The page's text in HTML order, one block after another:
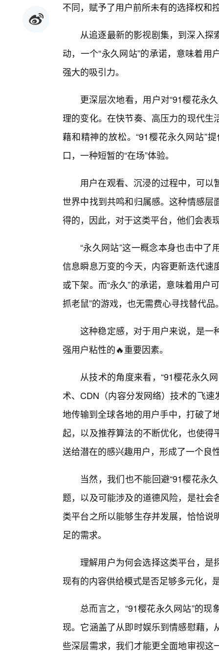
不同，赋予了用户前所未有的选择权和
从追逐最新的影视剧集，到深入
动，一个“永久网站”的承诺，意味着
强大的吸引力。
更深层次地看，用户对“91樱花永
理的变化。在快节奏、高压力的现代
藉和精神的放松。“91樱花永久网站”
口，一种短暂的“在场”体验。
用户在观看、沉浸的过程中，可
世界中找到共鸣和归属感。这种情感
得的，因此，对于这类平台，他们会表
“永久网站”这一概念本身也击中
信息瞬息万变的今天，内容更新迭代
或下架。而“永久”的承诺，意味着用户
抓老鼠”的游戏，也无需费心寻找替代品
这种稳定感，对于用户来说，是一
强用户粘性的🔥重要因素。
从技术的角度来看，“91樱花永久
术、CDN（内容分发网络）技术的飞
地传输到全球各地的用户手中，打破了
起，以及推荐算法的不断优化，也使
送给潜在的感兴趣用户，形成了一个良
当然，我们也不能回避“91樱花永
题，以及可能涉及的道德风险，是社
类平台之所以能够生存并发展，恰恰
足的需求。
理解用户为何会选择这类平台，是
现有的内容供给模式是否足够多元化，
总而言之，“91樱花永久网站”的
现。它涵盖了从即时娱乐到情感慰藉
些深层需求，我们才能更全面地审视